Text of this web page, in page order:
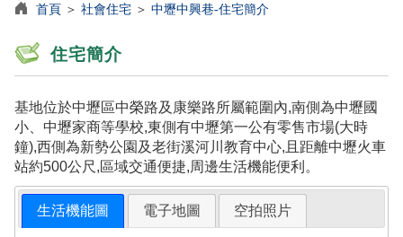
首頁 ＞ 社會住宅 ＞ 中壢中興巷-住宅簡介
住宅簡介
基地位於中壢區中榮路及康樂路所屬範圍內,南側為中壢國
小、中壢家商等學校,東側有中壢第一公有零售市場(大時
鐘),西側為新勢公園及老街溪河川教育中心,且距離中壢火車
站約500公尺,區域交通便捷,周邊生活機能便利。
生活機能圖 電子地圖 空拍照片